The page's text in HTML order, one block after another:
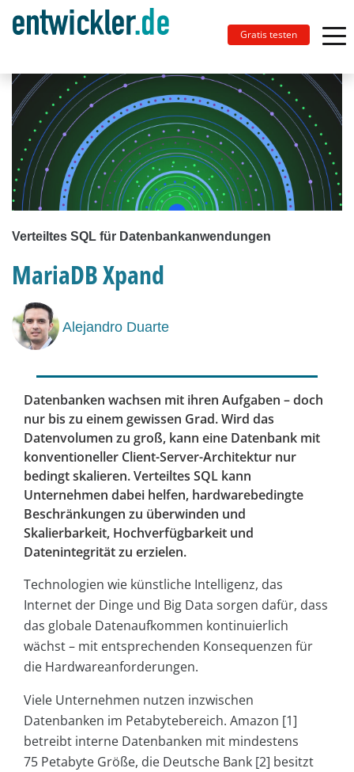
Gratis testen
Verteiltes SQL für Datenbankanwendungen
MariaDB Xpand
Alejandro Duarte
Datenbanken wachsen mit ihren Aufgaben – doch
nur bis zu einem gewissen Grad. Wird das
Datenvolumen zu groß, kann eine Datenbank mit
konventioneller Client-Server-Architektur nur
bedingt skalieren. Verteiltes SQL kann
Unternehmen dabei helfen, hardwarebedingte
Beschränkungen zu überwinden und
Skalierbarkeit, Hochverfügbarkeit und
Datenintegrität zu erzielen.
Technologien wie künstliche Intelligenz, das
Internet der Dinge und Big Data sorgen dafür, dass
das globale Datenaufkommen kontinuierlich
wächst – mit entsprechenden Konsequenzen für
die Hardwareanforderungen.
Viele Unternehmen nutzen inzwischen
Datenbanken im Petabytebereich. Amazon [1]
betreibt interne Datenbanken mit mindestens
75 Petabyte Größe, die Deutsche Bank [2] besitzt